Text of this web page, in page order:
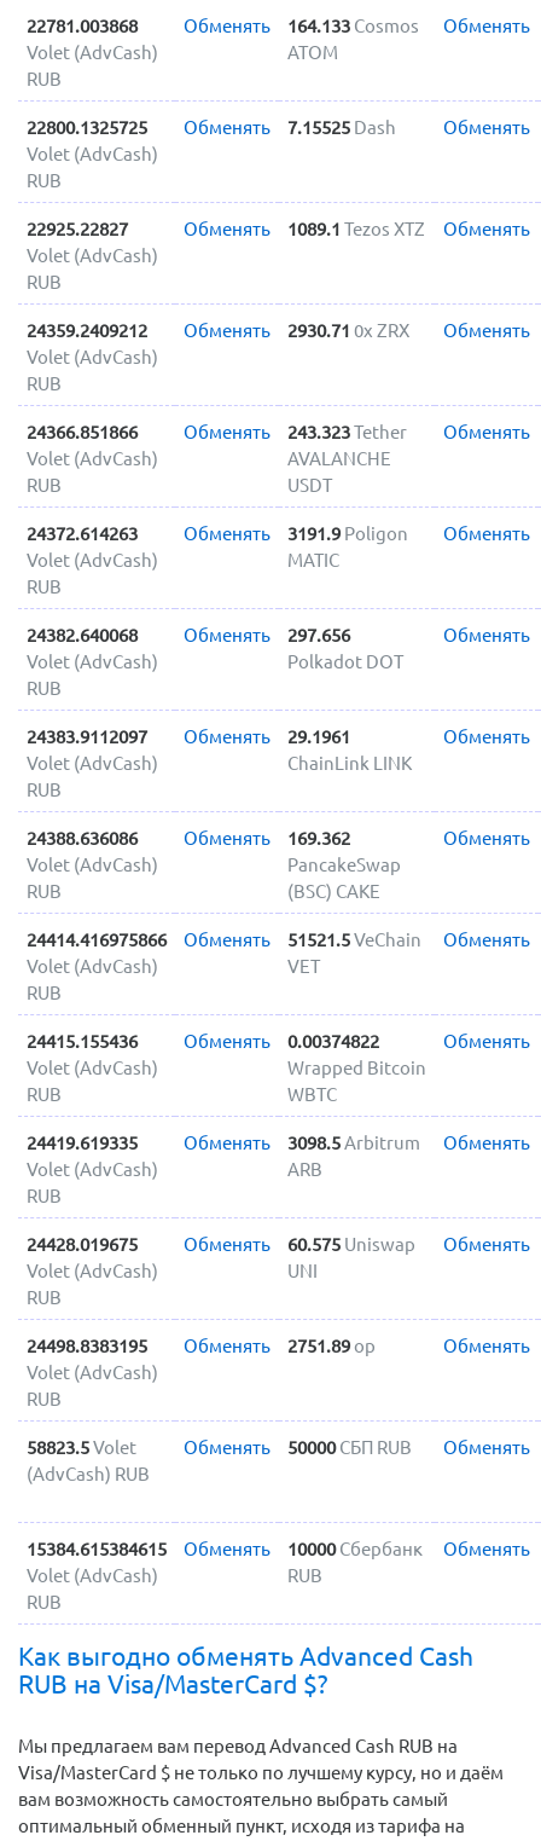
22781.003868
Volet (AdvCash)
RUB
Обменять 164.133 Cosmos
ATOM
Обменять
22800.1325725
Volet (AdvCash)
RUB
Обменять 7.15525 Dash Обменять
22925.22827
Volet (AdvCash)
RUB
Обменять 1089.1 Tezos XTZ Обменять
24359.2409212
Volet (AdvCash)
RUB
Обменять 2930.71 0x ZRX Обменять
24366.851866
Volet (AdvCash)
RUB
Обменять 243.323Tether
AVALANCHE
USDT
Обменять
24372.614263
Volet (AdvCash)
RUB
Обменять 3191.9 Poligon
MATIC
Обменять
24382.640068
Volet (AdvCash)
RUB
Обменять
297.656
Polkadot DOT
Обменять
24383.9112097
Volet (AdvCash)
RUB
Обменять
29.1961
ChainLink LINK
Обменять
24388.636086
Volet (AdvCash)
RUB
Обменять
169.362
PancakeSwap
(BSC) CAKE
Обменять
24414.416975866
Volet (AdvCash)
RUB
Обменять 51521.5VeChain
VET
Обменять
24415.155436
Volet (AdvCash)
RUB
Обменять
0.00374822
Wrapped Bitcoin
WBTC
Обменять
24419.619335
Volet (AdvCash)
RUB
Обменять 3098.5Arbitrum
ARB
Обменять
24428.019675
Volet (AdvCash)
RUB
Обменять 60.575 Uniswap
UNI
Обменять
24498.8383195
Volet (AdvCash)
RUB
Обменять 2751.89op Обменять
58823.5Volet
(AdvCash) RUB
Обменять 50000 СБП RUB Обменять
15384.615384615
Volet (AdvCash)
RUB
Обменять 10000 Сбербанк
RUB
Обменять
Как выгодно обменять Advanced Cash
RUB на Visa/MasterCard $?
Мы предлагаем вам перевод Advanced Cash RUB на
Visa/MasterCard $ не только по лучшему курсу, но и даём
вам возможность самостоятельно выбрать самый
оптимальный обменный пункт, исходя из тарифа на